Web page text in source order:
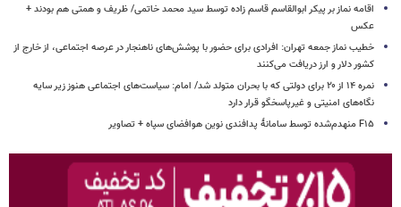
اقامه نماز بر پیکر ابوالقاسم قاسم زاده توسط سید محمد خاتمی/ ظریف و همتی هم بودند +
عکس
خطیب نماز جمعه تهران: افرادی برای حضور با پوشش‌های ناهنجار در عرصه اجتماعی، از خارج از
کشور دلار و ارز دریافت می‌کنند
نمره ۱۴ از ۲۰ برای دولتی که با بحران متولد شد/ امام: سیاست‌های اجتماعی هنوز زیر سایه
نگاه‌های امنیتی و غیرپاسخگو قرار دارد
F۱۵ منهدم‌شده توسط سامانۀ پدافندی نوین هوافضای سپاه + تصاویر